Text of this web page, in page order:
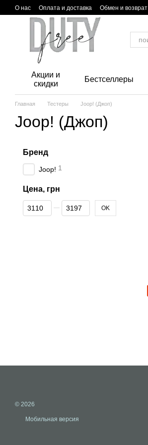
Перейти к основному контенту
О нас Оплата и доставка Обмен и возврат
Акции и
скидки
Бестселлеры
Главная Тестеры Joop! (Джоп)
Joop! (Джоп)
Бренд
Joop! 1
Цена, грн
От Цена, грн
До Цена, грн OK
© 2026
Мобильная версия